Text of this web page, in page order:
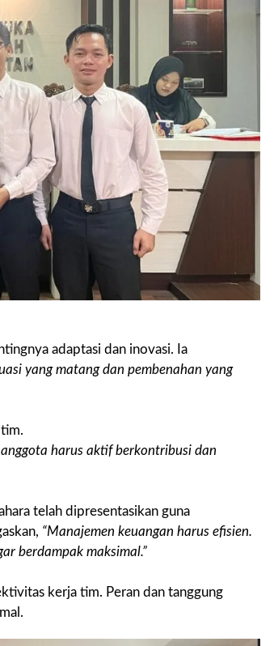
adaptasi dan inovasi. Ia
yang matang dan pembenahan yang
harus aktif berkontribusi dan
telah dipresentasikan guna
“Manajemen keuangan harus efisien.
berdampak maksimal.”
kerja tim. Peran dan tanggung